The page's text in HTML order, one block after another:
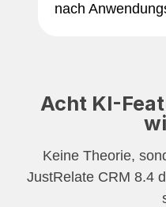
nach
Acht KI-
Keine Theorie,
JustRelate CRM 8.4